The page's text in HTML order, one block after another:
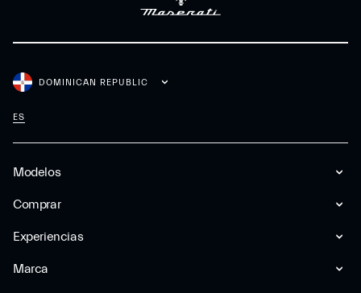
Modelos
Comprar
Experiencias
Marca
DOMINICAN REPUBLIC
ES